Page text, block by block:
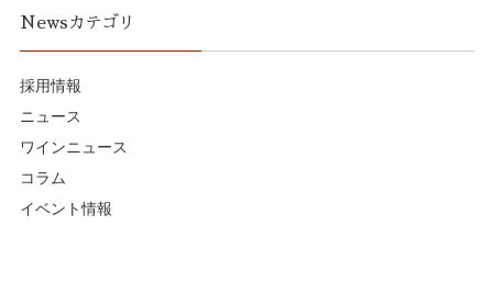
Newsカテゴリ
採用情報
ニュース
ワインニュース
コラム
イベント情報